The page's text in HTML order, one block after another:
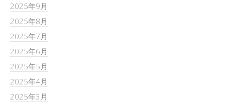
2025年9月
2025年8月
2025年7月
2025年6月
2025年5月
2025年4月
2025年3月